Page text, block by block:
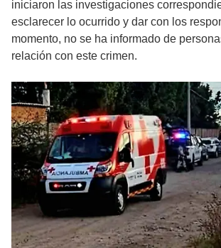
iniciaron las investigaciones
esclarecer lo ocurrido y dar con los
momento, no se ha informado de
relación con este crimen.